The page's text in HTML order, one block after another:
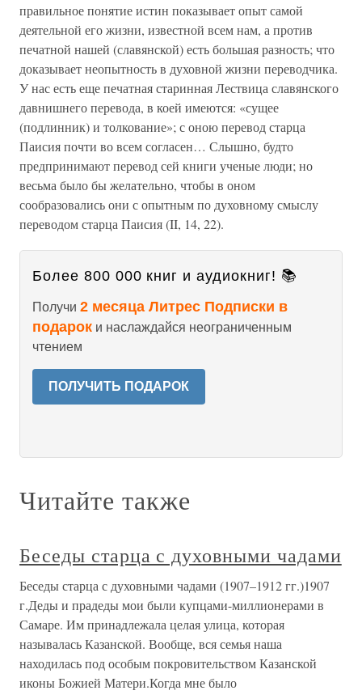
правильное понятие истин показывает опыт самой
деятельной его жизни, известной всем нам, а против
печатной нашей (славянской) есть большая разность; что
доказывает неопытность в духовной жизни переводчика.
У нас есть еще печатная старинная Лествица славянского
давнишнего перевода, в коей имеются: «сущее
(подлинник) и толкование»; с оною перевод старца
Паисия почти во всем согласен… Слышно, будто
предпринимают перевод сей книги ученые люди; но
весьма было бы желательно, чтобы в оном
сообразовались они с опытным по духовному смыслу
переводом старца Паисия (II, 14, 22).
Более 800 000 книг и аудиокниг! 📚
Получи 2 месяца Литрес Подписки в
подарок и наслаждайся неограниченным
чтением
ПОЛУЧИТЬ ПОДАРОК
Читайте также
Беседы старца с духовными чадами
Беседы старца с духовными чадами (1907–1912 гг.)1907
г.Деды и прадеды мои были купцами-миллионерами в
Самаре. Им принадлежала целая улица, которая
называлась Казанской. Вообще, вся семья наша
находилась под особым покровительством Казанской
иконы Божией Матери.Когда мне было